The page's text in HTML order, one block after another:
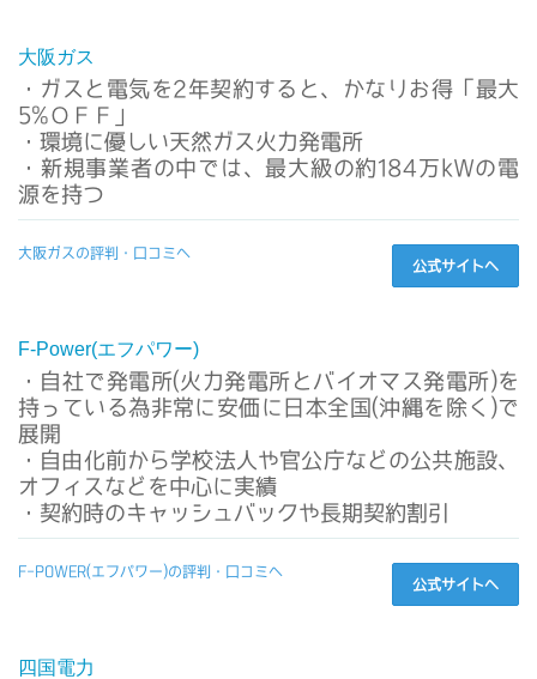
大阪ガス
・ガスと電気を2年契約すると、かなりお得「最大
5%ＯＦＦ」
・環境に優しい天然ガス火力発電所
・新規事業者の中では、最大級の約184万kWの電
源を持つ
大阪ガスの評判・口コミへ
公式サイトへ
F-Power(エフパワー)
・自社で発電所(火力発電所とバイオマス発電所)を
持っている為非常に安価に日本全国(沖縄を除く)で
展開
・自由化前から学校法人や官公庁などの公共施設、
オフィスなどを中心に実績
・契約時のキャッシュバックや長期契約割引
F-POWER(エフパワー)の評判・口コミへ
公式サイトへ
四国電力